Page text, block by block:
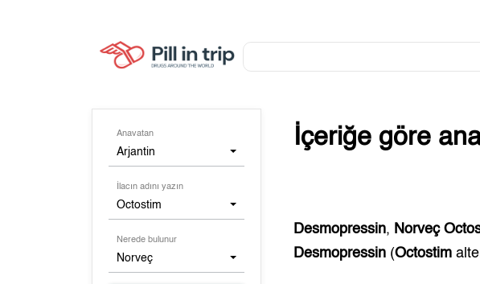
Anavatan
Arjantin
İlacın adını yazın
Octostim
Nerede bulunur
Norveç
İçeriğe göre
Desmopressin, Norveç
Desmopressin (Octostim